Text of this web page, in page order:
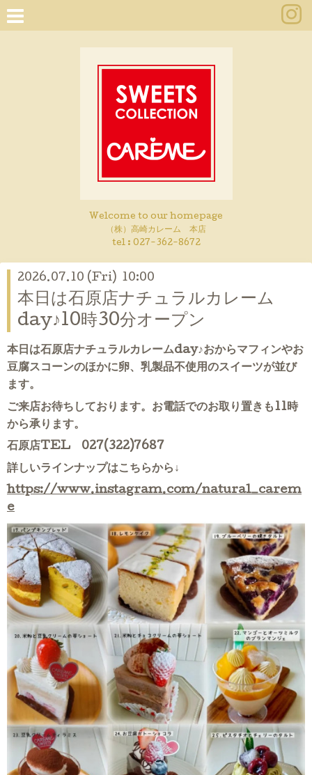
Welcome to our homepage
（株）高崎カレーム 本店
tel : 027-362-8672
2026.07.10 (Fri) 10:00
本日は石原店ナチュラルカレーム
day♪10時30分オープン
本日は石原店ナチュラルカレームday♪おからマフィンやお
豆腐スコーンのほかに卵、乳製品不使用のスイーツが並び
ます。
ご来店お待ちしております。お電話でのお取り置きも11時
から承ります。
石原店TEL 027(322)7687
詳しいラインナップはこちらから↓
https://www.instagram.com/natural_carem
e